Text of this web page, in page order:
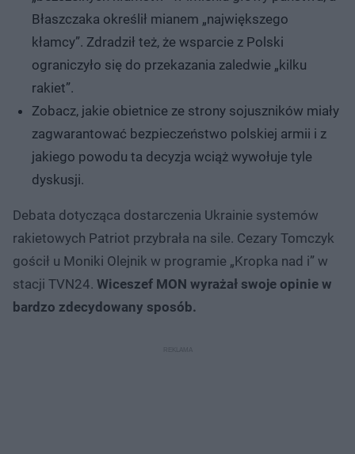
Błaszczaka określił mianem „największego
kłamcy”. Zdradził też, że wsparcie z Polski
ograniczyło się do przekazania zaledwie „kilku
rakiet”.
Zobacz, jakie obietnice ze strony sojuszników miały
zagwarantować bezpieczeństwo polskiej armii i z
jakiego powodu ta decyzja wciąż wywołuje tyle
dyskusji.
Debata dotycząca dostarczenia Ukrainie systemów
rakietowych Patriot przybrała na sile. Cezary Tomczyk
gościł u Moniki Olejnik w programie „Kropka nad i” w
stacji TVN24. Wiceszef MON wyrażał swoje opinie w
bardzo zdecydowany sposób.